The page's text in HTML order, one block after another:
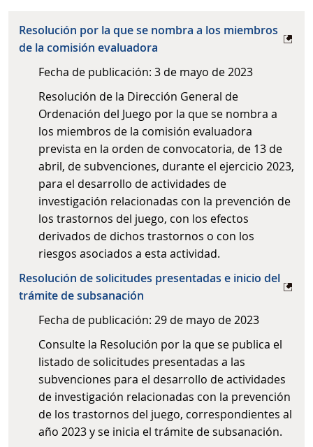
Resolución por la que se nombra a los miembros
de la comisión evaluadora
Fecha de publicación: 3 de mayo de 2023
Resolución de la Dirección General de
Ordenación del Juego por la que se nombra a
los miembros de la comisión evaluadora
prevista en la orden de convocatoria, de 13 de
abril, de subvenciones, durante el ejercicio 2023,
para el desarrollo de actividades de
investigación relacionadas con la prevención de
los trastornos del juego, con los efectos
derivados de dichos trastornos o con los
riesgos asociados a esta actividad.
Resolución de solicitudes presentadas e inicio del
trámite de subsanación
Fecha de publicación: 29 de mayo de 2023
Consulte la Resolución por la que se publica el
listado de solicitudes presentadas a las
subvenciones para el desarrollo de actividades
de investigación relacionadas con la prevención
de los trastornos del juego, correspondientes al
año 2023 y se inicia el trámite de subsanación.